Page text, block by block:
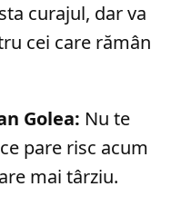
curajul, dar va
cei care rămân
Golea: Nu te
pare risc acum
mai târziu.